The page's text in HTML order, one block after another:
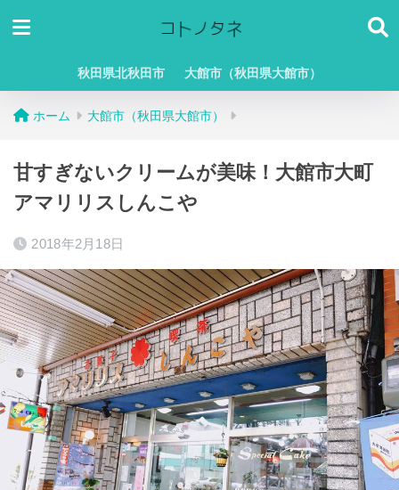
秋田県北秋田市 大館市（秋田県大館市）
ホーム 大館市（秋田県大館市）
甘すぎないクリームが美味！大館市大町
アマリリスしんこや
2018年2月18日